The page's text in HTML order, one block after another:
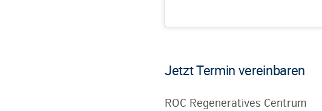
Jetzt Termin vereinbaren
ROC Regeneratives Centrum